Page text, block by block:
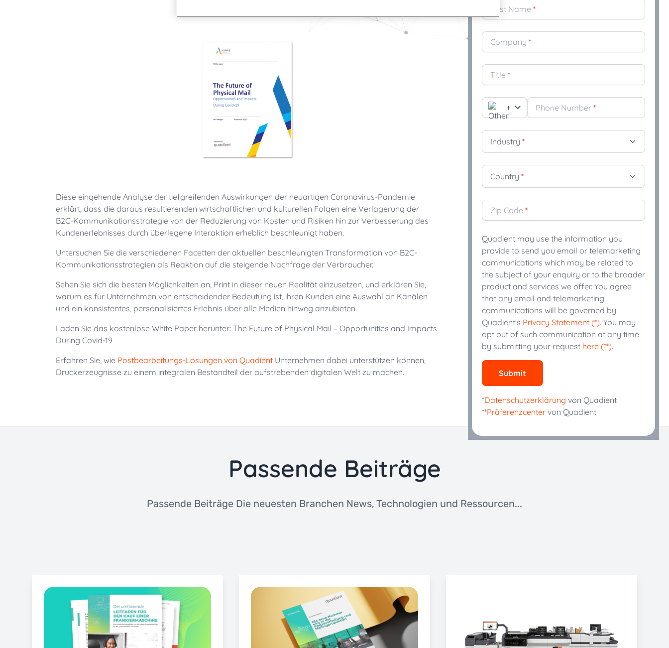
Last Name *
Company *
Title *
+ Phone Number *
Industry *
Country *
Zip Code *
Quadient may use the information you
provide to send you email or telemarketing
communications which may be related to
the subject of your enquiry or to the broader
product and services we offer. You agree
that any email and telemarketing
communications will be governed by
Quadient's Privacy Statement (*). You may
opt out of such communication at any time
by submitting your request here (**).
Submit
*Datenschutzerklärung von Quadient
**Präferenzcenter von Quadient
Diese eingehende Analyse der tiefgreifenden Auswirkungen der neuartigen Coronavirus-Pandemie
erklärt, dass die daraus resultierenden wirtschaftlichen und kulturellen Folgen eine Verlagerung der
B2C-Kommunikationsstrategie von der Reduzierung von Kosten und Risiken hin zur Verbesserung des
Kundenerlebnisses durch überlegene Interaktion erheblich beschleunigt haben.
Untersuchen Sie die verschiedenen Facetten der aktuellen beschleunigten Transformation von B2C-
Kommunikationsstrategien als Reaktion auf die steigende Nachfrage der Verbraucher.
Sehen Sie sich die besten Möglichkeiten an, Print in dieser neuen Realität einzusetzen, und erklären Sie,
warum es für Unternehmen von entscheidender Bedeutung ist, ihren Kunden eine Auswahl an Kanälen
und ein konsistentes, personalisiertes Erlebnis über alle Medien hinweg anzubieten.
Laden Sie das kostenlose White Paper herunter: The Future of Physical Mail – Opportunities and Impacts
During Covid-19
Erfahren Sie, wie Postbearbeitungs-Lösungen von Quadient Unternehmen dabei unterstützen können,
Druckerzeugnisse zu einem integralen Bestandteil der aufstrebenden digitalen Welt zu machen.
Passende Beiträge
Passende Beiträge Die neuesten Branchen News, Technologien und Ressourcen...